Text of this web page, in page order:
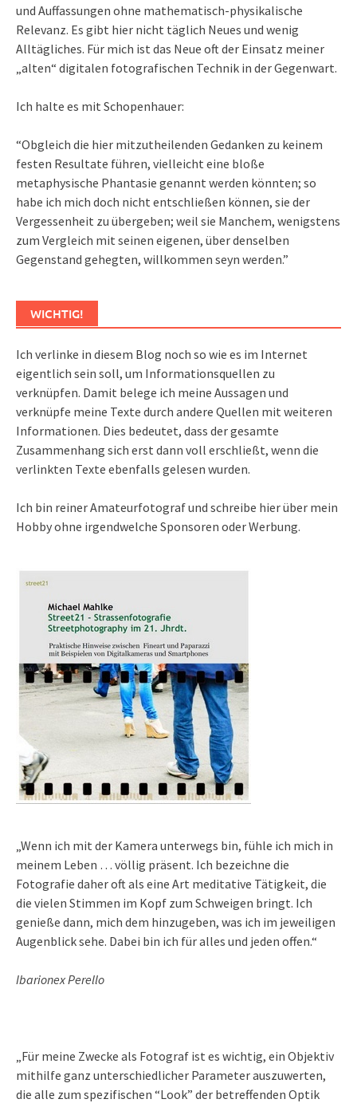
und Auffassungen ohne mathematisch-physikalische
Relevanz. Es gibt hier nicht täglich Neues und wenig
Alltägliches. Für mich ist das Neue oft der Einsatz meiner
„alten“ digitalen fotografischen Technik in der Gegenwart.
Ich halte es mit Schopenhauer:
“Obgleich die hier mitzutheilenden Gedanken zu keinem
festen Resultate führen, vielleicht eine bloße
metaphysische Phantasie genannt werden könnten; so
habe ich mich doch nicht entschließen können, sie der
Vergessenheit zu übergeben; weil sie Manchem, wenigstens
zum Vergleich mit seinen eigenen, über denselben
Gegenstand gehegten, willkommen seyn werden.”
WICHTIG!
Ich verlinke in diesem Blog noch so wie es im Internet
eigentlich sein soll, um Informationsquellen zu
verknüpfen. Damit belege ich meine Aussagen und
verknüpfe meine Texte durch andere Quellen mit weiteren
Informationen. Dies bedeutet, dass der gesamte
Zusammenhang sich erst dann voll erschließt, wenn die
verlinkten Texte ebenfalls gelesen wurden.
Ich bin reiner Amateurfotograf und schreibe hier über mein
Hobby ohne irgendwelche Sponsoren oder Werbung.
„Wenn ich mit der Kamera unterwegs bin, fühle ich mich in
meinem Leben … völlig präsent. Ich bezeichne die
Fotografie daher oft als eine Art meditative Tätigkeit, die
die vielen Stimmen im Kopf zum Schweigen bringt. Ich
genieße dann, mich dem hinzugeben, was ich im jeweiligen
Augenblick sehe. Dabei bin ich für alles und jeden offen.“
Ibarionex Perello
„Für meine Zwecke als Fotograf ist es wichtig, ein Objektiv
mithilfe ganz unterschiedlicher Parameter auszuwerten,
die alle zum spezifischen “Look” der betreffenden Optik